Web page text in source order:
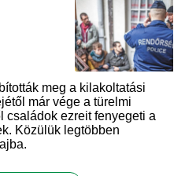
meg a kilakoltatási
már vége a türelmi
családok ezreit fenyegeti a
Közülük legtöbben